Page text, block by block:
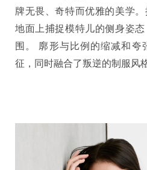
牌无畏、奇特而优雅的美学
地面上捕捉模特儿的侧身姿
围。 廓形与比例的缩减和夸
征，同时融合了叛逆的制服风